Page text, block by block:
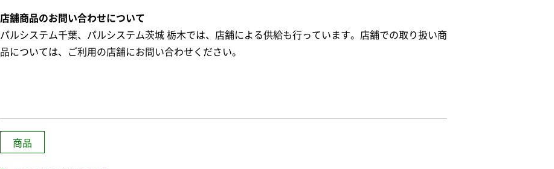
店舗商品のお問い合わせについて
パルシステム千葉、パルシステム茨城 栃木では、店舗による供給も行っています。店舗での取り扱い商
品については、ご利用の店舗にお問い合わせください。
商品